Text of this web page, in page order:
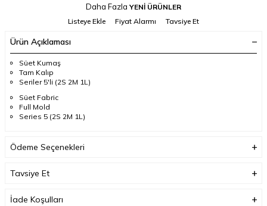
Daha Fazla YENİ ÜRÜNLER
Listeye Ekle
Fiyat Alarmı Tavsiye Et
Ürün Açıklaması
Süet Kumaş
Tam Kalıp
Seriler 5'li (2S 2M 1L)
Süet Fabric
Full Mold
Series 5 (2S 2M 1L)
Ödeme Seçenekleri
Tavsiye Et
İade Koşulları